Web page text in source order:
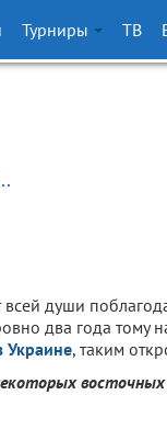
Турниры ТВ
души
два года тому
Украине, таким
восточных